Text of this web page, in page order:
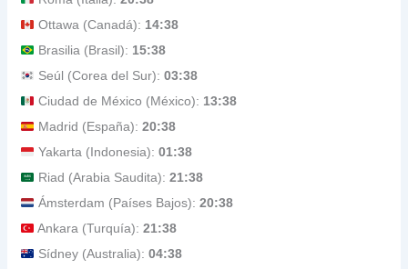
Ottawa (Canadá): 14:38
Brasilia (Brasil): 15:38
Seúl (Corea del Sur):03:38
Ciudad de México (México): 13:38
Madrid (España):20:38
Yakarta (Indonesia):01:38
Riad (Arabia Saudita):21:38
Ámsterdam (Países Bajos):20:38
Ankara (Turquía):21:38
Sídney (Australia):04:38